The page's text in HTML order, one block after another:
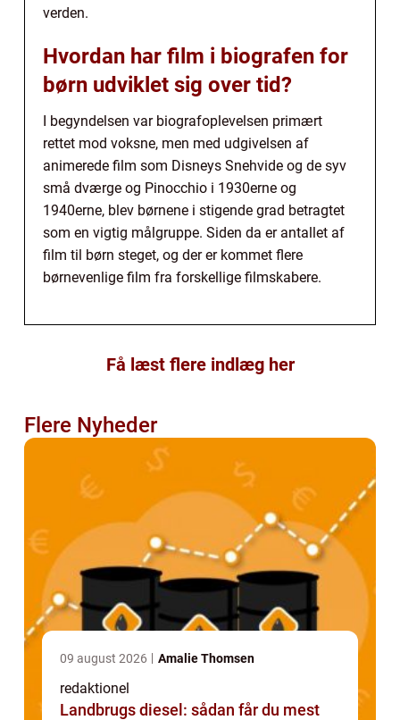
verden.
Hvordan har film i biografen for
børn udviklet sig over tid?
I begyndelsen var biografoplevelsen primært
rettet mod voksne, men med udgivelsen af
animerede film som Disneys Snehvide og de syv
små dværge og Pinocchio i 1930erne og
1940erne, blev børnene i stigende grad betragtet
som en vigtig målgruppe. Siden da er antallet af
film til børn steget, og der er kommet flere
børnevenlige film fra forskellige filmskabere.
Få læst flere indlæg her
Flere Nyheder
09 august 2026 Amalie Thomsen
redaktionel
Landbrugs diesel: sådan får du mest